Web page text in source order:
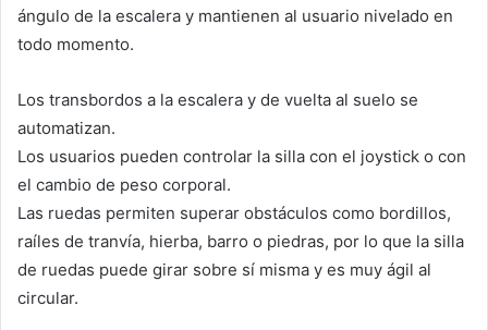
ángulo de la escalera y mantienen al usuario nivelado en
todo momento.
Los transbordos a la escalera y de vuelta al suelo se
automatizan.
Los usuarios pueden controlar la silla con el joystick o con
el cambio de peso corporal.
Las ruedas permiten superar obstáculos como bordillos,
raíles de tranvía, hierba, barro o piedras, por lo que la silla
de ruedas puede girar sobre sí misma y es muy ágil al
circular.